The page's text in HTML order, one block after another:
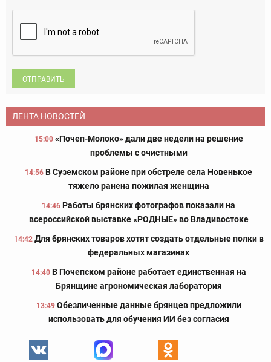
ОТПРАВИТЬ
ЛЕНТА НОВОСТЕЙ
15:00 «Почеп-Молоко» дали две недели на решение
проблемы с очистными
14:56 В Суземском районе при обстреле села Новенькое
тяжело ранена пожилая женщина
14:46 Работы брянских фотографов показали на
всероссийской выставке «РОДНЫЕ» во Владивостоке
14:42 Для брянских товаров хотят создать отдельные полки в
федеральных магазинах
14:40 В Почепском районе работает единственная на
Брянщине агрономическая лаборатория
13:49 Обезличенные данные брянцев предложили
использовать для обучения ИИ без согласия